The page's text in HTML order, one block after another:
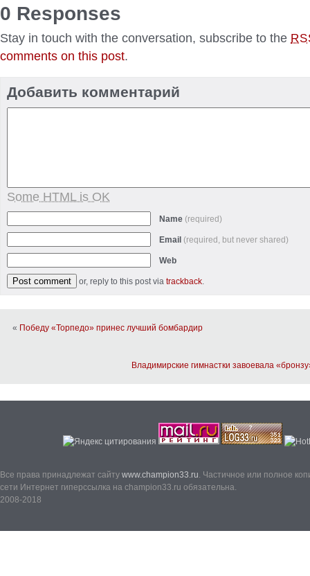
0 Responses
Stay in touch with the conversation, subscribe to the
comments on this post.
Добавить комментарий
Some HTML is OK
Name (required)
Email (required, but never shared)
Web
or, reply to this post via trackback.
« Победу «Торпедо» принес лучший бомбардир
Владимирские гимнастки завоевала
Все права принадлежат сайту www.champion33.ru. Частичное или полное
сети Интернет гиперссылка на champion33.ru обязательна.
2008-2018